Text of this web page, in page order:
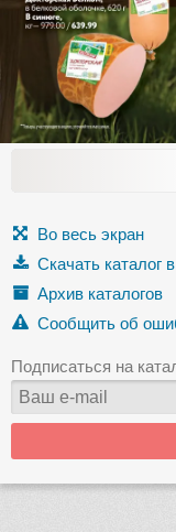
Во весь экран
Скачать каталог
Архив каталогов
Сообщить об
Подписаться на